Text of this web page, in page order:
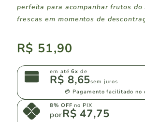
perfeita para acompanhar frutos do
frescas em momentos de
Preço
R$ 51,90
em até6x de
R$ 8,65sem juros
💳 Pagamento facilitado no
8% OFF no PIX
porR$ 47,75